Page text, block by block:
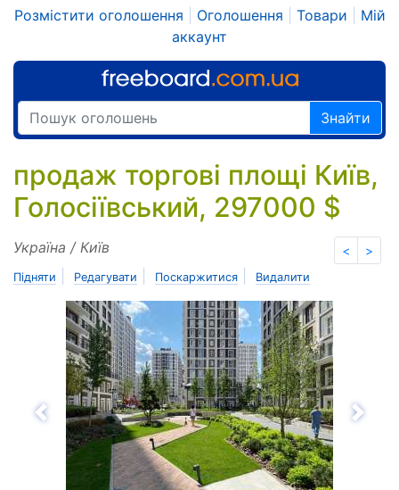
Розмістити оголошення Оголошення Товари
Мій
аккаунт
Знайти
продаж торгові площі Київ,
Голосіївський, 297000 $
< >
Україна / Київ
Підняти Редагувати Поскаржитися Видалити
Назад